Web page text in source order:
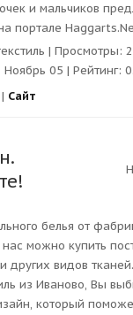
и мальчиков
портале
| Просмотры:
05 | Рейтинг:
| Сайт
белья от
можно купить
других видов
из Иваново, Вы
который